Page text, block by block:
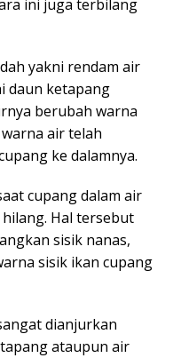
ini juga terbilang
yakni rendam air
daun ketapang
berubah warna
air telah
ke dalamnya.
cupang dalam air
Hal tersebut
sisik nanas,
sisik ikan cupang
dianjurkan
ataupun air